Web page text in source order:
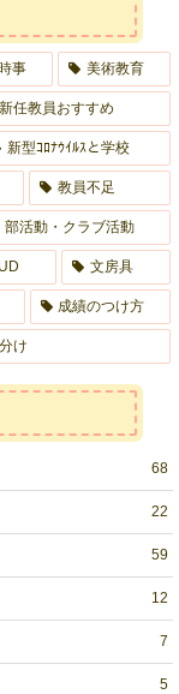
事 美術教育
新任教員おすすめ
新型ｺﾛﾅｳｲﾙｽと学校
教員不足
部活動・クラブ活動
文房具
成績のつけ方
け
68
22
59
12
7
5